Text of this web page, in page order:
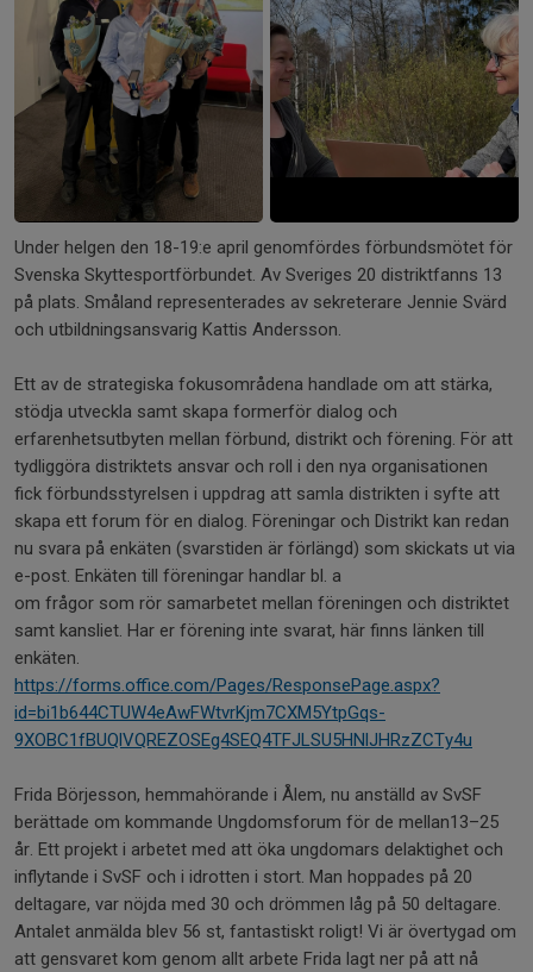
Under helgen den 18-19:e april genomfördes förbundsmötet för
Svenska Skyttesportförbundet. Av Sveriges 20 distriktfanns 13
på plats. Småland representerades av sekreterare Jennie Svärd
och utbildningsansvarig Kattis Andersson.
Ett av de strategiska fokusområdena handlade om att stärka,
stödja utveckla samt skapa formerför dialog och
erfarenhetsutbyten mellan förbund, distrikt och förening. För att
tydliggöra distriktets ansvar och roll i den nya organisationen
fick förbundsstyrelsen i uppdrag att samla distrikten i syfte att
skapa ett forum för en dialog. Föreningar och Distrikt kan redan
nu svara på enkäten (svarstiden är förlängd) som skickats ut via
e-post. Enkäten till föreningar handlar bl. a
om frågor som rör samarbetet mellan föreningen och distriktet
samt kansliet. Har er förening inte svarat, här finns länken till
enkäten.
https://forms.office.com/Pages/ResponsePage.aspx?
id=bi1b644CTUW4eAwFWtvrKjm7CXM5YtpGqs-
9XOBC1fBUQlVQREZOSEg4SEQ4TFJLSU5HNlJHRzZCTy4u
Frida Börjesson, hemmahörande i Ålem, nu anställd av SvSF
berättade om kommande Ungdomsforum för de mellan13–25
år. Ett projekt i arbetet med att öka ungdomars delaktighet och
inflytande i SvSF och i idrotten i stort. Man hoppades på 20
deltagare, var nöjda med 30 och drömmen låg på 50 deltagare.
Antalet anmälda blev 56 st, fantastiskt roligt! Vi är övertygad om
att gensvaret kom genom allt arbete Frida lagt ner på att nå